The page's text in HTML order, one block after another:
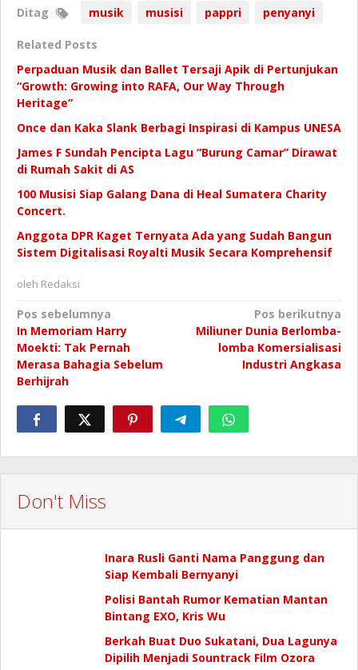
Ditag musik musisi pappri penyanyi
Related Posts
Perpaduan Musik dan Ballet Tersaji Apik di Pertunjukan
“Growth: Growing into RAFA, Our Way Through
Heritage”
Once dan Kaka Slank Berbagi Inspirasi di Kampus UNESA
James F Sundah Pencipta Lagu “Burung Camar” Dirawat
di Rumah Sakit di AS
100 Musisi Siap Galang Dana di Heal Sumatera Charity
Concert.
Anggota DPR Kaget Ternyata Ada yang Sudah Bangun
Sistem Digitalisasi Royalti Musik Secara Komprehensif
oleh Redaksi
Navigasi
pos
Pos sebelumnya
In Memoriam Harry
Moekti: Tak Pernah
Merasa Bahagia Sebelum
Berhijrah
Pos berikutnya
Miliuner Dunia Berlomba-
lomba Komersialisasi
Industri Angkasa
Don't Miss
Inara Rusli Ganti Nama Panggung dan
Siap Kembali Bernyanyi
Polisi Bantah Rumor Kematian Mantan
Bintang EXO, Kris Wu
Berkah Buat Duo Sukatani, Dua Lagunya
Dipilih Menjadi Sountrack Film Ozora